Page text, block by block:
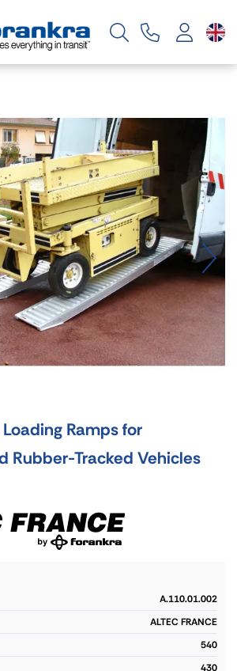
Ramps for
Rubber-Tracked Vehicles
A.110.01.002
ALTEC FRANCE
540
430